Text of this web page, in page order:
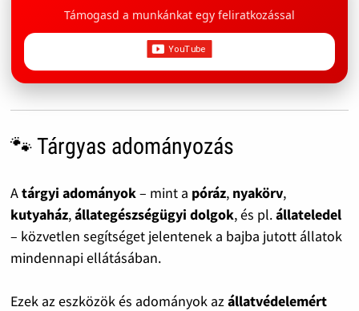
Támogasd a munkánkat egy feliratkozással
🐾 Tárgyas adományozás
Atárgyi adományok– mint a póráz, nyakörv,
kutyaház,állategészségügyi dolgok, és pl.állateledel
– közvetlen segítséget jelentenek a bajba jutott állatok
mindennapi ellátásában.
Ezek az eszközök és adományok azállatvédelemért